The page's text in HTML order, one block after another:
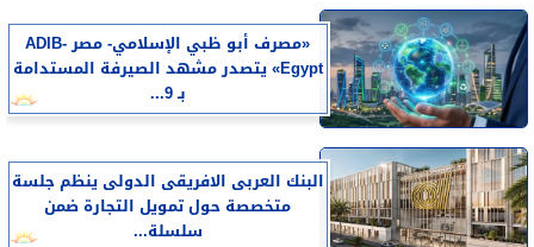
«مصرف أبو ظبي الإسلامي- مصر ADIB-
Egypt» يتصدر مشهد الصيرفة المستدامة
بـ 9...
البنك العربى الافريقى الدولى ينظم جلسة
متخصصة حول تمويل التجارة ضمن
سلسلة...